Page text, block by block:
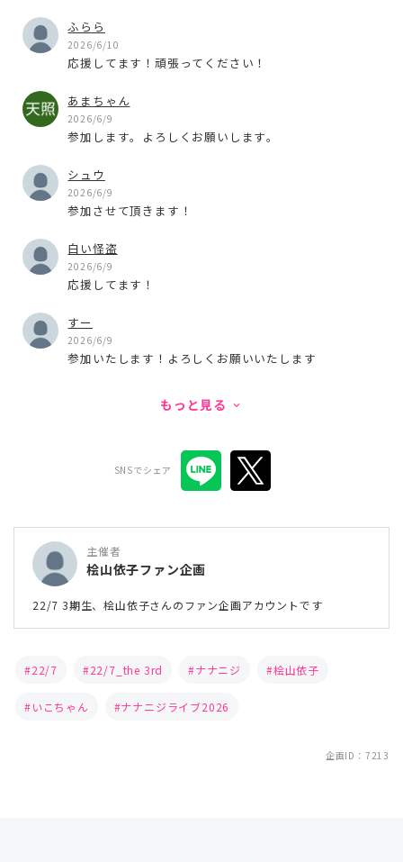
ふらら
2026/6/10
応援してます！頑張ってください！
あまちゃん
2026/6/9
参加します。よろしくお願いします。
シュウ
2026/6/9
参加させて頂きます！
白い怪盗
2026/6/9
応援してます！
すー
2026/6/9
参加いたします！よろしくお願いいたします
もっと見る keyboard_arrow_down
SNSでシェア
主催者
桧山依子ファン企画
22/7 3期生、桧山依子さんのファン企画アカウントです
22/7 22/7_the 3rd ナナニジ 桧山依子
いこちゃん ナナニジライブ2026
企画ID：7213